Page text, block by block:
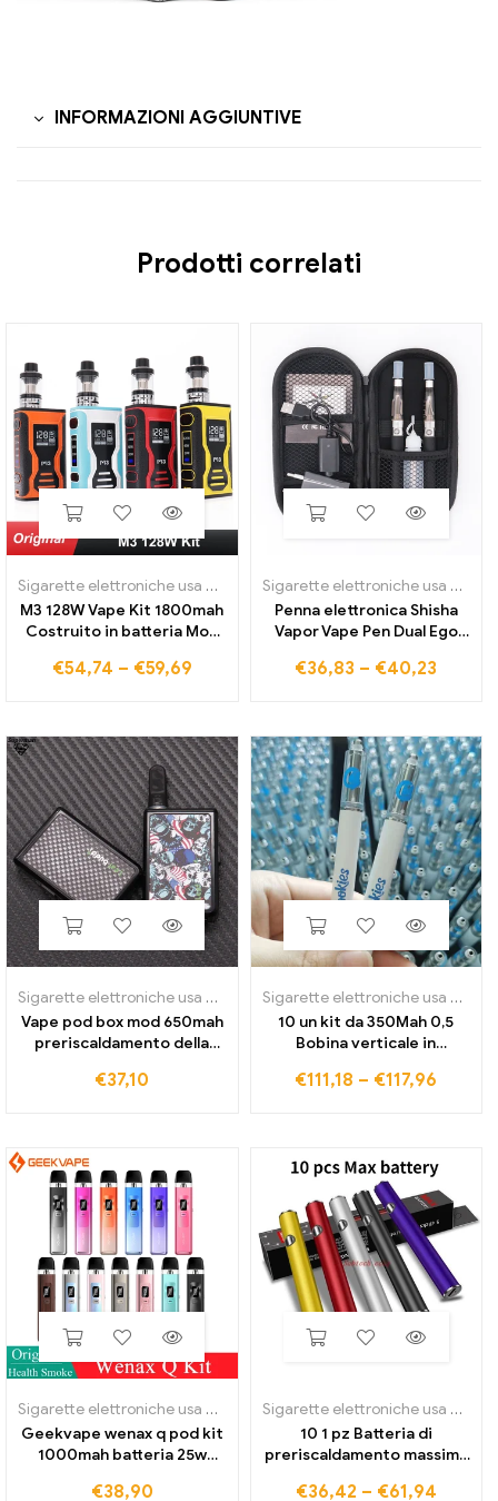
INFORMAZIONI AGGIUNTIVE
Prodotti correlati
Sigarette elettroniche usa e getta
M3 128W Vape Kit 1800mah
Costruito in batteria Mod
sigaretta elettronica Vaper
€54,74 – €59,69
Sigarette elettroniche usa e getta
Penna elettronica Shisha
Vapor Vape Pen Dual Ego
elettronica Ego T Batteria
€36,83 – €40,23
Sigarette elettroniche usa e getta
Vape pod box mod 650mah
preriscaldamento della
tensione variabile con
€37,10
Sigarette elettroniche usa e getta
10 un kit da 350Mah 0,5
Bobina verticale in
Vape CBD ML con biscotti
€111,18 – €117,96
Sigarette elettroniche usa e getta
Geekvape wenax q pod kit
1000mah batteria 25w
€38,90
Sigarette elettroniche usa e getta
10 1 pz Batteria di
preriscaldamento massima
€36,42 – €61,94